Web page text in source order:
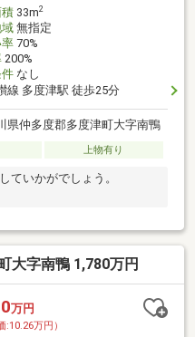
33m2
無指定
70%
200%
なし
線 多度津駅 徒歩25分
県仲多度郡多度津町大字南鴨
上物有り
ていかがでしょう。
大字南鴨 1,780万円
万円
:10.26万円）